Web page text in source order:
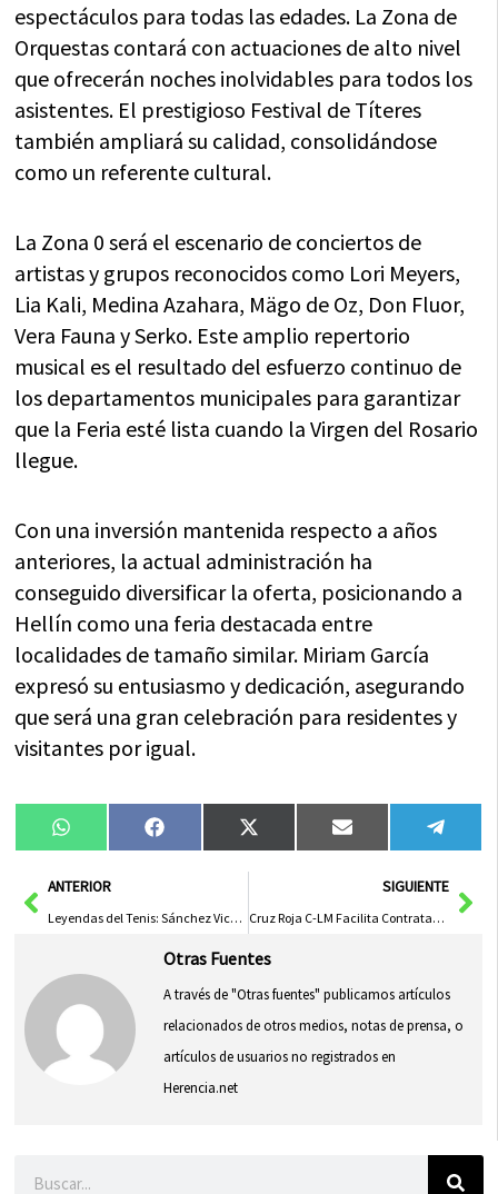
espectáculos para todas las edades. La Zona de
Orquestas contará con actuaciones de alto nivel
que ofrecerán noches inolvidables para todos los
asistentes. El prestigioso Festival de Títeres
también ampliará su calidad, consolidándose
como un referente cultural.
La Zona 0 será el escenario de conciertos de
artistas y grupos reconocidos como Lori Meyers,
Lia Kali, Medina Azahara, Mägo de Oz, Don Fluor,
Vera Fauna y Serko. Este amplio repertorio
musical es el resultado del esfuerzo continuo de
los departamentos municipales para garantizar
que la Feria esté lista cuando la Virgen del Rosario
llegue.
Con una inversión mantenida respecto a años
anteriores, la actual administración ha
conseguido diversificar la oferta, posicionando a
Hellín como una feria destacada entre
localidades de tamaño similar. Miriam García
expresó su entusiasmo y dedicación, asegurando
que será una gran celebración para residentes y
visitantes por igual.
Compartir
en
WhatsAppCompartir
en
FacebookCompartir
en
X
(Twitter)
Compartir
en
Email
en
AntANTERIOR
Leyendas del Tenis: Sánchez Vicario, Robredo, Ferrer y Medina Compiten en Albacete
SIGUIENTE
Cruz Roja C-LM Facilita Contratación de 25,000 Personas en 25 Años de Su Plan de Empleo
Otras Fuentes
A través de "Otras fuentes" publicamos artículos
relacionados de otros medios, notas de prensa, o
artículos de usuarios no registrados en
Herencia.net